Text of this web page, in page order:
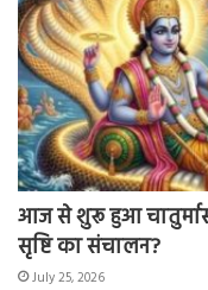
आज से शुरू हुआ
सृष्टि का संचालन?
July 25, 2026